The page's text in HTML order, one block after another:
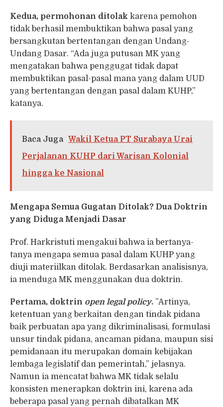
Kedua, permohonan ditolak karena pemohon
tidak berhasil membuktikan bahwa pasal yang
bersangkutan bertentangan dengan Undang-
Undang Dasar. “Ada juga putusan MK yang
mengatakan bahwa penggugat tidak dapat
membuktikan pasal-pasal mana yang dalam UUD
yang bertentangan dengan pasal dalam KUHP,”
katanya.
Baca Juga Wakil Ketua PT Surabaya Urai
Perjalanan KUHP dari Warisan Kolonial
hingga ke Nasional
Mengapa Semua Gugatan Ditolak? Dua Doktrin
yang Diduga Menjadi Dasar
Prof. Harkristuti mengakui bahwa ia bertanya-
tanya mengapa semua pasal dalam KUHP yang
diuji materiilkan ditolak. Berdasarkan analisisnya,
ia menduga MK menggunakan dua doktrin.
Pertama, doktrin open legal policy. ”Artinya,
ketentuan yang berkaitan dengan tindak pidana
baik perbuatan apa yang dikriminalisasi, formulasi
unsur tindak pidana, ancaman pidana, maupun sisi
pemidanaan itu merupakan domain kebijakan
lembaga legislatif dan pemerintah,” jelasnya.
Namun ia mencatat bahwa MK tidak selalu
konsisten menerapkan doktrin ini, karena ada
beberapa pasal yang pernah dibatalkan MK